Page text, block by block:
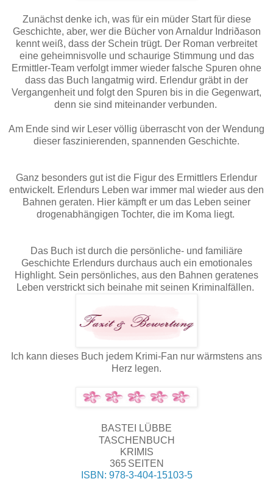
Zunächst denke ich, was für ein müder Start für diese
Geschichte, aber, wer die Bücher von Arnaldur Indriðason
kennt weiß, dass der Schein trügt. Der Roman verbreitet
eine geheimnisvolle und schaurige Stimmung und das
Ermittler-Team verfolgt immer wieder falsche Spuren ohne
dass das Buch langatmig wird. Erlendur gräbt in der
Vergangenheit und folgt den Spuren bis in die Gegenwart,
denn sie sind miteinander verbunden.
Am Ende sind wir Leser völlig überrascht von der Wendung
dieser faszinierenden, spannenden Geschichte.
Ganz besonders gut ist die Figur des Ermittlers Erlendur
entwickelt. Erlendurs Leben war immer mal wieder aus den
Bahnen geraten. Hier kämpft er um das Leben seiner
drogenabhängigen Tochter, die im Koma liegt.
Das Buch ist durch die persönliche- und familiäre
Geschichte Erlendurs durchaus auch ein emotionales
Highlight. Sein persönliches, aus den Bahnen geratenes
Leben verstrickt sich beinahe mit seinen Kriminalfällen.
Ich kann dieses Buch jedem Krimi-Fan nur wärmstens ans
Herz legen.
BASTEI LÜBBE
TASCHENBUCH
KRIMIS
365 SEITEN
ISBN: 978-3-404-15103-5